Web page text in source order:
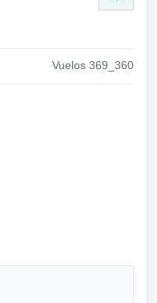
Vuelos 369_360